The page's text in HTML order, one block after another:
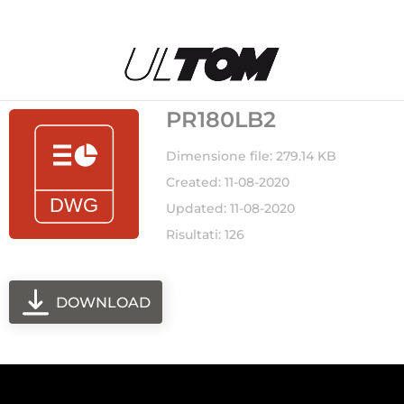
PR180LB2
Dimensione file: 279.14 KB
Created: 11-08-2020
Updated: 11-08-2020
Risultati: 126
DOWNLOAD